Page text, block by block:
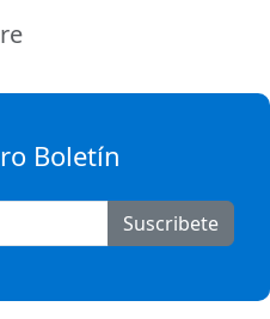
Boletín
Suscribete